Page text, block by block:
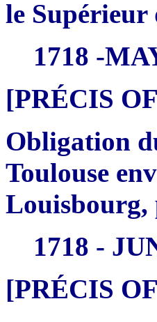
le Supérieur
1718 -
[PRÉCIS
Obligation
Toulouse
Louisbourg,
1718 -
[PRÉCIS